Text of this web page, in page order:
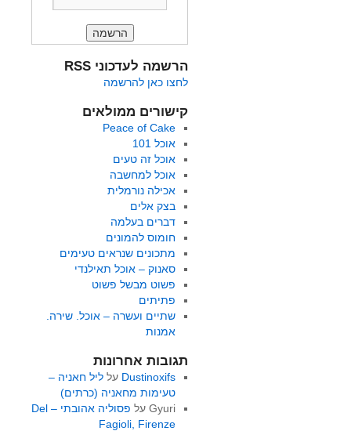
הרשמה לעדכוני RSS
לחצו כאן להרשמה
קישורים ממולאים
Peace of Cake
אוכל 101
אוכל זה טעים
אוכל למחשבה
אכילה נורמלית
בצק אלים
דברים בעלמה
חומוס להמונים
מתכונים שנראים טעימים
סאנוק – אוכל תאילנדי
פשוט מבשל פשוט
פתיתים
שתיים ועשרה – אוכל. שירה.
אמנות
תגובות אחרונות
Dustinoxifs על ליל חאניה –
טעימות מחאניה (כרתים)
Gyuriעל
פסוליה אהובתי – Del
Fagioli, Firenze